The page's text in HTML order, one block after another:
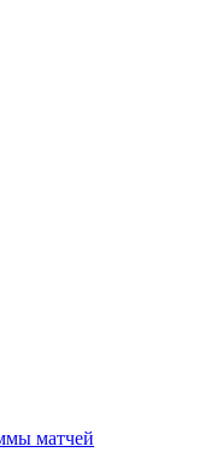
матчей